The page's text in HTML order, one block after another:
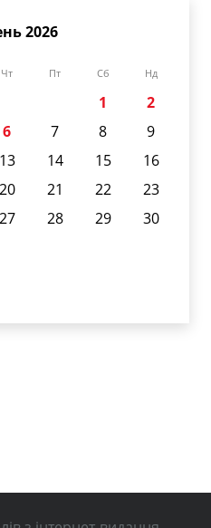
2026
Чт Пт Сб Нд
1
2
6 7 8
9
13 14 15
16
20 21 22
23
27 28 29
30